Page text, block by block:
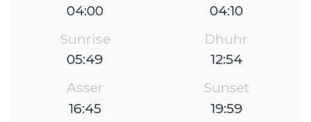
04:00
04:10
Sunrise
05:49
Dhuhr
12:54
Asser
16:45
Sunset
19:59